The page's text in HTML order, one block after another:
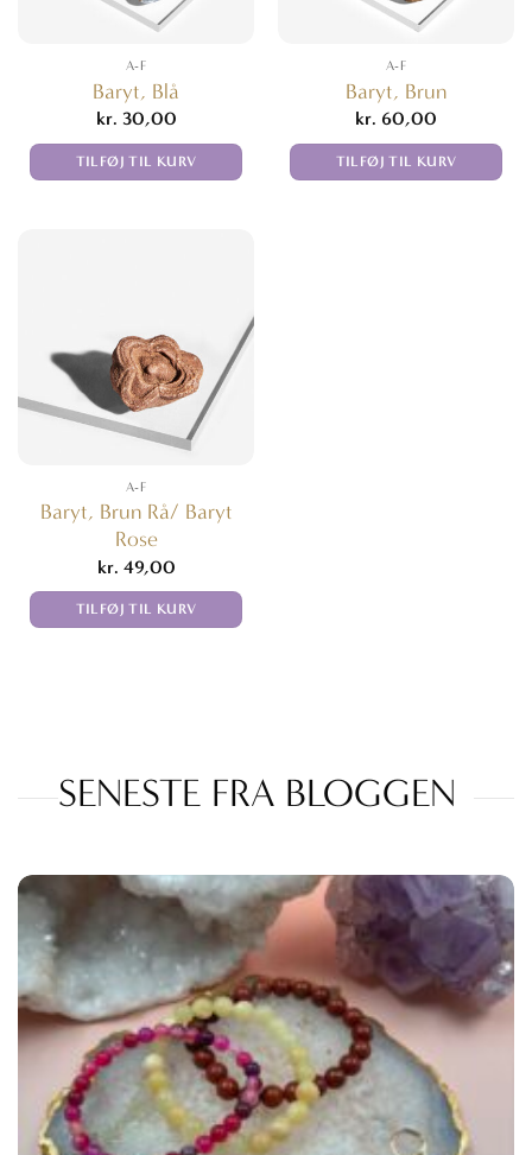
A-F
Baryt, Blå
kr. 30,00
TILFØJ TIL KURV
A-F
Baryt, Brun
kr. 60,00
TILFØJ TIL KURV
A-F
Baryt, Brun Rå/ Baryt
Rose
kr. 49,00
TILFØJ TIL KURV
SENESTE FRA BLOGGEN